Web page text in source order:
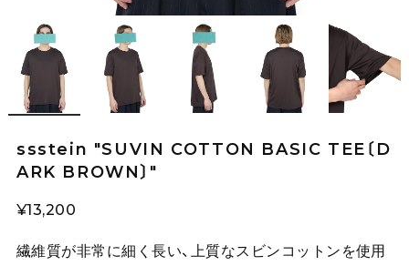
ssstein "SUVIN COTTON BASIC TEE〔D
ARK BROWN〕"
¥13,200
繊維質が非常に細く長い、上質なスビンコットンを使用